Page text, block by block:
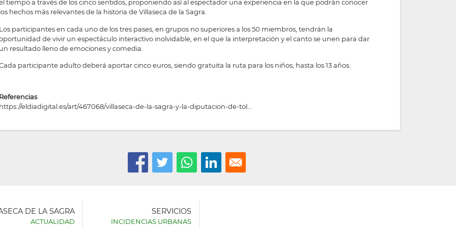
tiempo a través de los cinco sentidos, proponiendo así al espectador una experiencia en la que podrán conocer
hechos más relevantes de la historia de Villaseca de la Sagra.
participantes en cada uno de los tres pases, en grupos no superiores a los 50 miembros, tendrán la
de vivir un espectáculo interactivo inolvidable, en el que la interpretación y el canto se unen para dar
resultado lleno de emociones y comedia.
participante adulto deberá aportar cinco euros, siendo gratuita la ruta para los niños, hasta los 13 años.
eldiadigital.es/art/467068/villaseca-de-la-sagra-y-la-diputacion-de-tol…
DE LA SAGRA
ACTUALIDAD
SERVICIOS
INCIDENCIAS URBANAS